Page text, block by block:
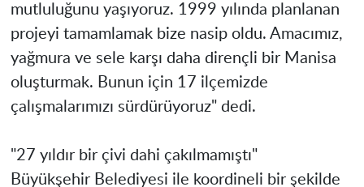
mutluluğunu yaşıyoruz. 1999 yılında planlanan
projeyi tamamlamak bize nasip oldu. Amacımız,
yağmura ve sele karşı daha dirençli bir Manisa
oluşturmak. Bunun için 17 ilçemizde
çalışmalarımızı sürdürüyoruz" dedi.
"27 yıldır bir çivi dahi çakılmamıştı"
Büyükşehir Belediyesi ile koordineli bir şekilde